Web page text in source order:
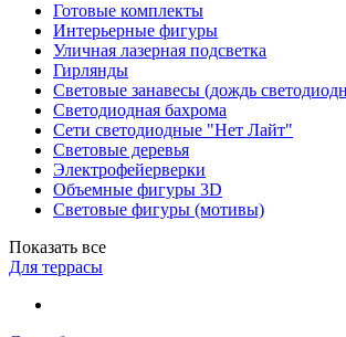
Готовые комплекты
Интерьерные фигуры
Уличная лазерная подсветка
Гирлянды
Световые занавесы (дождь
Светодиодная бахрома
Сети светодиодные "Нет Лайт"
Световые деревья
Электрофейерверки
Объемные фигуры 3D
Световые фигуры (мотивы)
Показать все
Для террасы